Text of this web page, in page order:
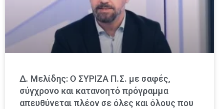
Δ. Μελίδης: Ο ΣΥΡΙΖΑ Π.Σ. με σαφές,
σύγχρονο και κατανοητό πρόγραμμα
απευθύνεται πλέον σε όλες και όλους που